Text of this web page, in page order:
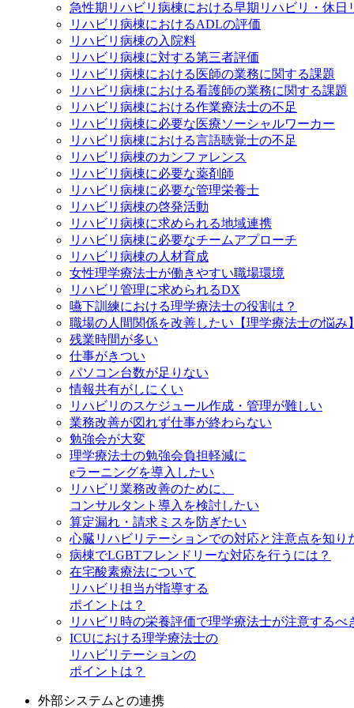
急性期リハビリ病棟における早期リハビリ・休日
リハビリ病棟におけるADLの評価
リハビリ病棟の入院料
リハビリ病棟に対する第三者評価
リハビリ病棟における医師の業務に関する課題
リハビリ病棟における看護師の業務に関する課題
リハビリ病棟における作業療法士の不足
リハビリ病棟に必要な医療ソーシャルワーカー
リハビリ病棟における言語聴覚士の不足
リハビリ病棟のカンファレンス
リハビリ病棟に必要な薬剤師
リハビリ病棟に必要な管理栄養士
リハビリ病棟の啓発活動
リハビリ病棟に求められる地域連携
リハビリ病棟に必要なチームアプローチ
リハビリ病棟の人材育成
女性理学療法士が働きやすい職場環境
リハビリ管理に求められるDX
嚥下訓練における理学療法士の役割は？
職場の人間関係を改善したい【理学療法士の悩み】
残業時間が多い
仕事がきつい
パソコン台数が足りない
情報共有がしにくい
リハビリのスケジュール作成・管理が難しい
業務改善が図れず仕事が終わらない
勉強会が大変
理学療法士の勉強会負担軽減に
eラーニングを導入したい
リハビリ業務改善のために、
コンサルタント導入を検討したい
算定漏れ・請求ミスを防ぎたい
心臓リハビリテーションでの対応と注意点を知り
病棟でLGBTフレンドリーな対応を行うには？
在宅酸素療法について
リハビリ担当が指導する
ポイントは？
リハビリ時の栄養評価で理学療法士が注意するべ
ICUにおける理学療法士の
リハビリテーションの
ポイントは？
外部システムとの連携